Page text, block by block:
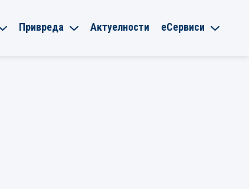
Привреда Актуелности еСервиси